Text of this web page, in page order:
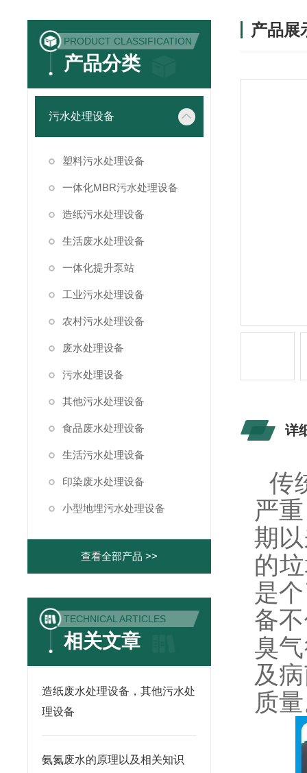
PRODUCT CLASSIFICATION
产品分类
污水处理设备
塑料污水处理设备
一体化MBR污水处理设备
造纸污水处理设备
生活废水处理设备
一体化提升泵站
工业污水处理设备
农村污水处理设备
废水处理设备
污水处理设备
其他污水处理设备
食品废水处理设备
生活污水处理设备
印染废水处理设备
小型地埋污水处理设备
查看全部产品 >>
TECHNICAL ARTICLES
相关文章
造纸废水处理设备，其他污水处
理设备
氨氮废水的原理以及相关知识
产品展
详
传
严
期
的
是
备
臭
及
质